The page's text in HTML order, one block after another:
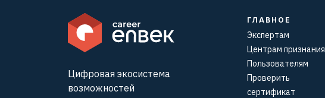
Цифровая экосистема
возможностей
ГЛАВНОЕ
Экспертам
Центрам признания
Пользователям
Проверить
сертификат